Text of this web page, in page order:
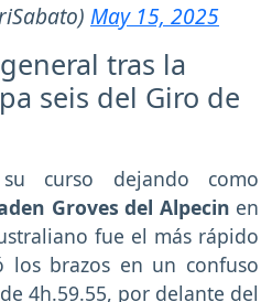
May 15, 2025
tras la
seis del Giro de
curso dejando como
Groves del Alpecin en
fue el más rápido
los brazos en un confuso
4h.59.55, por delante del